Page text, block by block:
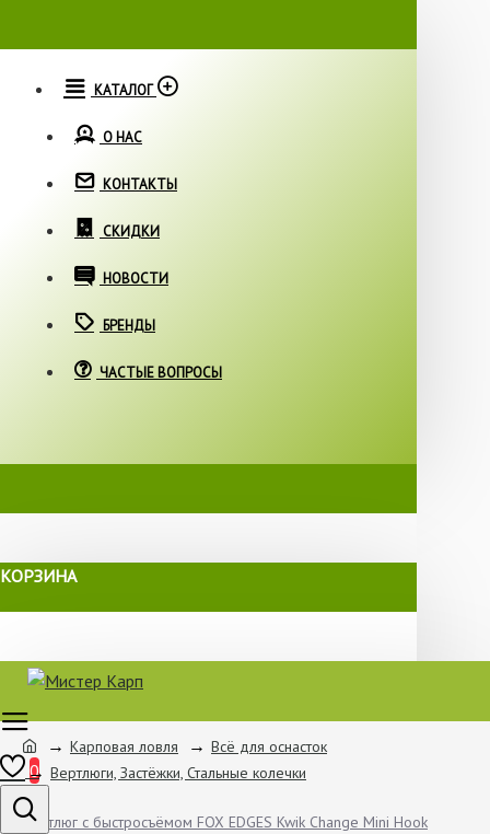
КАТАЛОГ
О НАС
КОНТАКТЫ
СКИДКИ
НОВОСТИ
БРЕНДЫ
ЧАСТЫЕ ВОПРОСЫ
КОРЗИНА
0
Карповая ловля
Всё для оснасток
Вертлюги, Застёжки, Стальные колечки
Вертлюг с быстросъёмом FOX EDGES Kwik Change Mini Hook